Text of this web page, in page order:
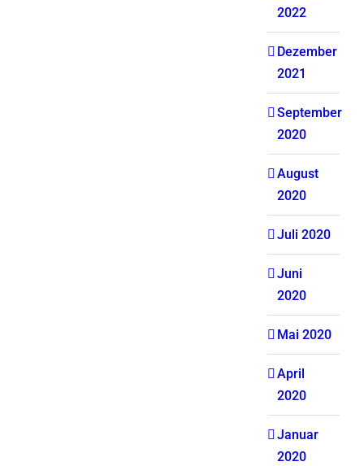
2022
Dezember
2021
September
2020
August
2020
Juli 2020
Juni
2020
Mai 2020
April
2020
Januar
2020